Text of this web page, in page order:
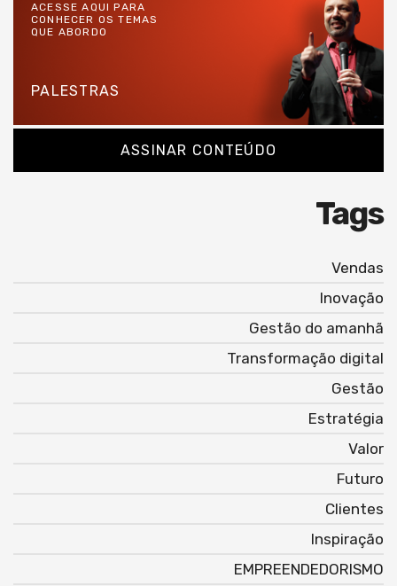
ACESSE AQUI PARA
CONHECER OS TEMAS
QUE ABORDO
PALESTRAS
ASSINAR CONTEÚDO
Tags
Vendas
Inovação
Gestão do amanhã
Transformação digital
Gestão
Estratégia
Valor
Futuro
Clientes
Inspiração
EMPREENDEDORISMO